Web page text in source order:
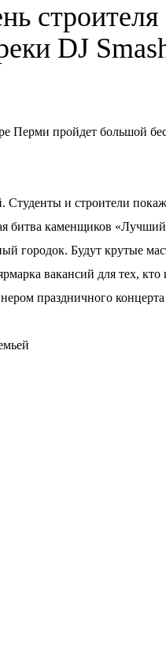
DJ
Перми пройдет большой
и строители
битва каменщиков
городок. Будут крутые
вакансий для тех, кто
праздничного концерта